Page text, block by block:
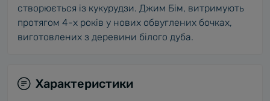
створюється із кукурудзи. Джим Бім, витримують
протягом 4-х років у нових обвуглених бочках,
виготовлених з деревини білого дуба.
Характеристики